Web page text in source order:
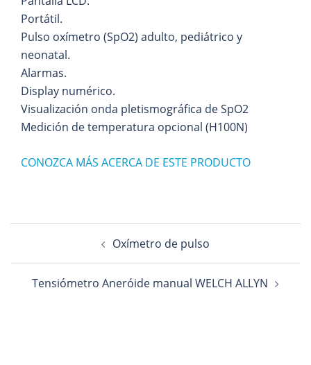
Portátil.
Pulso oxímetro (SpO2) adulto, pediátrico y
neonatal.
Alarmas.
Display numérico.
Visualización onda pletismográfica de SpO2
Medición de temperatura opcional (H100N)
CONOZCA MÁS ACERCA DE ESTE PRODUCTO
Oxímetro de pulso
Tensiómetro Aneróide manual WELCH ALLYN